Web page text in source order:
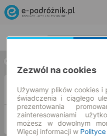
Z
DO
Zezwól na cookies
Używamy plików cookies i
świadczenia i ciągłego
prezentowania
zainteresowaniami
możesz w dowolnym
Więcej informacji w